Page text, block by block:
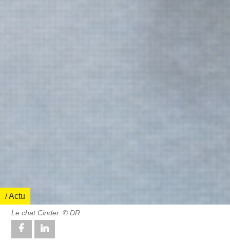
/ Actu
Le chat Cinder. © DR